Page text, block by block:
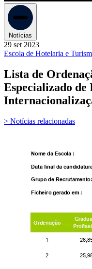
Notícias
29 set 2023
Escola de Hotelaria e
Lista de
Especializado de
> Notícias relacionadas